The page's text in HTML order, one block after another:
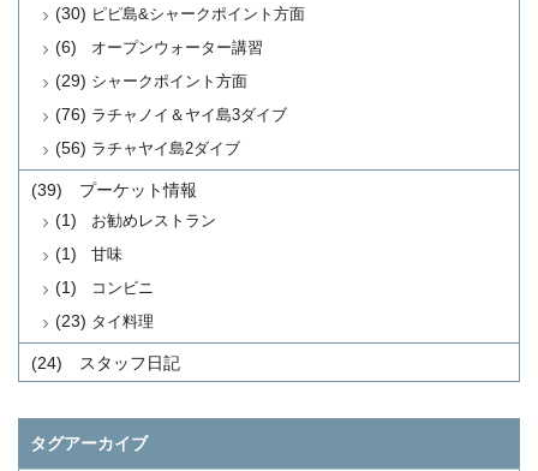
ピピ島&シャークポイント方面
(30)
オープンウォーター講習
(6)
シャークポイント方面
(29)
ラチャノイ＆ヤイ島3ダイブ
(76)
ラチャヤイ島2ダイブ
(56)
プーケット情報
(39)
お勧めレストラン
(1)
甘味
(1)
コンビニ
(1)
タイ料理
(23)
スタッフ日記
(24)
タグアーカイブ